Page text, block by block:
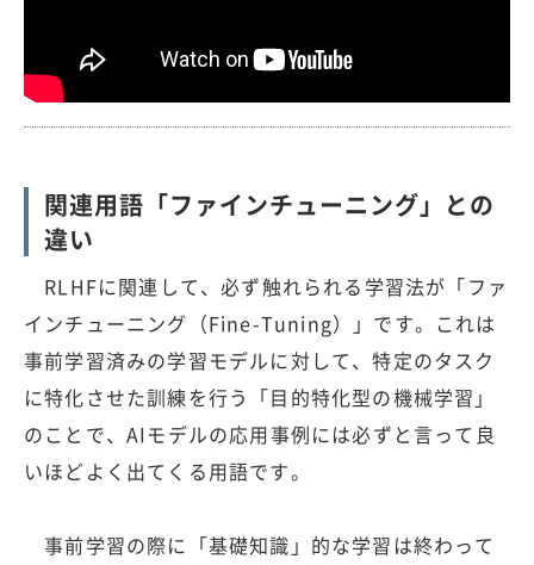
関連用語「ファインチューニング」との
違い
RLHFに関連して、必ず触れられる学習法が「ファ
インチューニング（Fine-Tuning）」です。これは
事前学習済みの学習モデルに対して、特定のタスク
に特化させた訓練を行う「目的特化型の機械学習」
のことで、AIモデルの応用事例には必ずと言って良
いほどよく出てくる用語です。
事前学習の際に「基礎知識」的な学習は終わって